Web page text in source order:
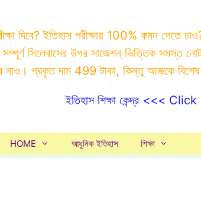
দিবে? ইতিহাস পরীক্ষায় 100% কমন পেতে
সম্পূর্ণ সিলেবাসের উপর সাজেশন্ ভিত্তিক
নাও। প্রকৃত দাম 499 টাকা, কিন্তু আজকে
ইতিহাস শিক্ষা কেন্দ্র <<<
HOME আধুনিক ইতিহাস শিক্ষা